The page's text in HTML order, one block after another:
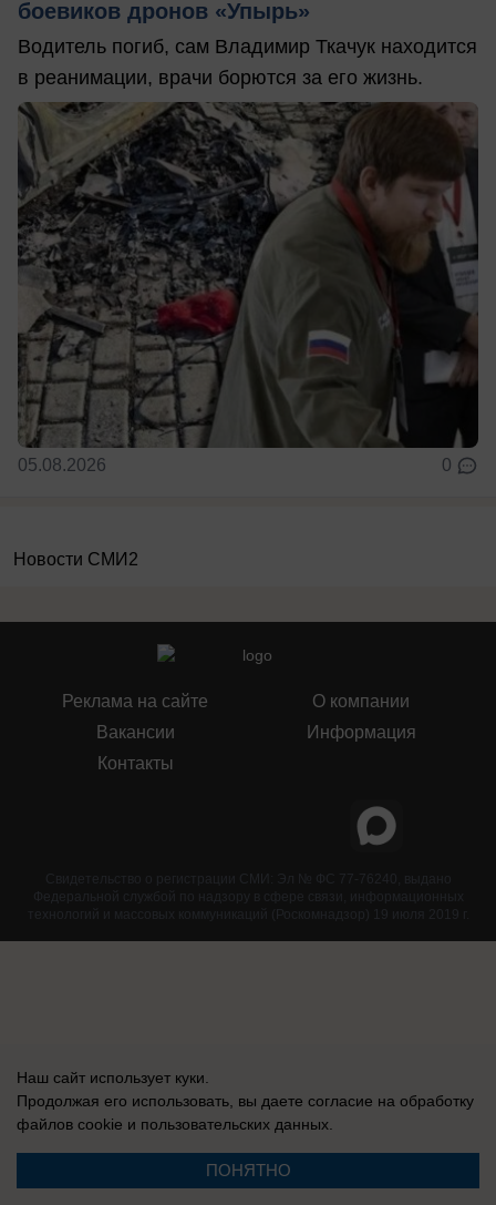
боевиков дронов «Упырь»
Водитель погиб, сам Владимир Ткачук находится
в реанимации, врачи борются за его жизнь.
05.08.2026 0
Новости СМИ2
Реклама на сайте
Вакансии
Контакты
О компании
Информация
Свидетельство о регистрации СМИ: Эл № ФС 77-76240, выдано
Федеральной службой по надзору в сфере связи, информационных
технологий и массовых коммуникаций (Роскомнадзор) 19 июля 2019 г.
Наш сайт использует куки.
Продолжая его использовать, вы даете согласие на обработку
файлов cookie и пользовательских данных.
ПОНЯТНО